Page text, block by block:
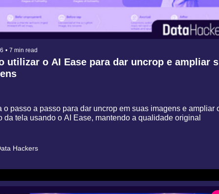
• 7 min read
utilizar o AI Ease para dar uncrop e ampliar
o passo a passo para dar uncrop em suas imagens e ampliar
da tela usando o AI Ease, mantendo a qualidade original
Hackers